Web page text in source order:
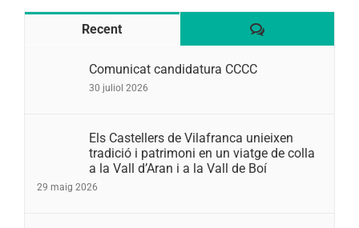
Recent Comentaris
Comunicat candidatura CCCC
30 juliol 2026
Els Castellers de Vilafranca unieixen
tradició i patrimoni en un viatge de colla
a la Vall d’Aran i a la Vall de Boí
29 maig 2026